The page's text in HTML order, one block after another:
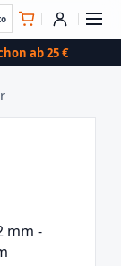
ab 25 €